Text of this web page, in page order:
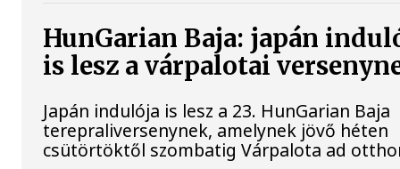
HunGarian Baja: japán
is lesz a várpalotai
Japán indulója is lesz a 23. HunGarian Baja
terepraliversenynek, amelynek jövő héten
csütörtöktől szombatig Várpalota ad